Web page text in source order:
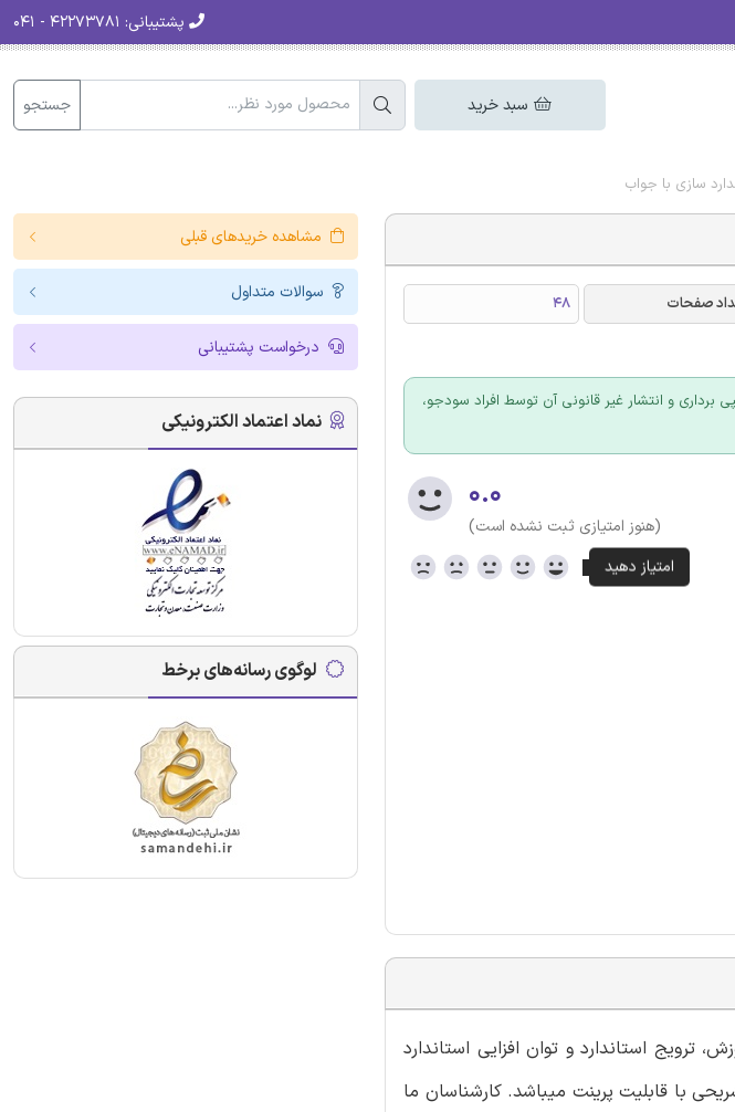
پشتیبانی:
سبد خرید جستجو
سازی با جواب
صفحات
48
و انتشار غیر قانونی آن توسط افراد سودجو،
۰.۰
(هنوز امتیازی ثبت نشده است)
ترویج استاندارد و توان افزایی استاندارد
با قابلیت پرینت میباشد. کارشناسان ما
مشاهده خریدهای قبلی
سوالات متداول
درخواست پشتیبانی
نماد اعتماد الکترونیکی
لوگوی رسانه‌های برخط